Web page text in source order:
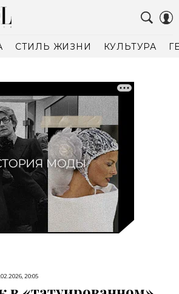
СТИЛЬ ЖИЗНИ КУЛЬТУРА
20:05